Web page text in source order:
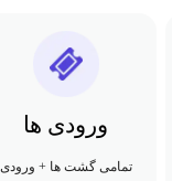
ورودی ها
تمامی گشت ها + ورودی